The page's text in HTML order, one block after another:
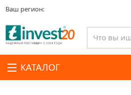
Ваш регион:
КАТАЛОГ